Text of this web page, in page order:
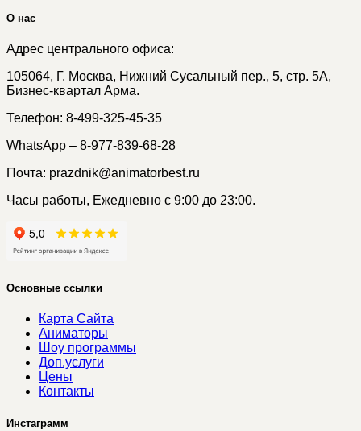
О нас
Адрес центрального офиса:
105064, Г. Москва, Нижний Сусальный пер., 5, стр. 5А,
Бизнес-квартал Арма.
Телефон: 8-499-325-45-35
WhatsApp – 8-977-839-68-28
Почта: prazdnik@animatorbest.ru
Часы работы, Ежедневно с 9:00 до 23:00.
Основные ссылки
Карта Сайта
Аниматоры
Шоу программы
Доп.услуги
Цены
Контакты
Инстаграмм